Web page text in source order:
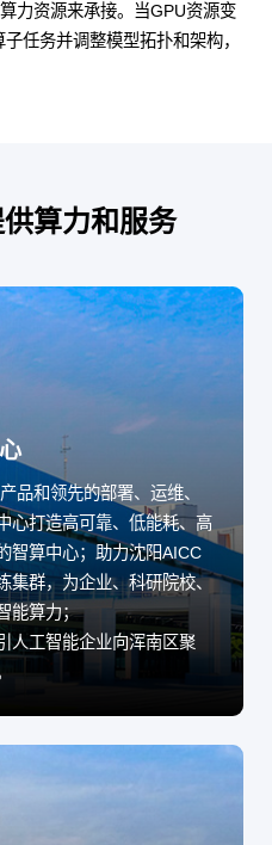
力资源来承接。当GPU资源变
任务并调整模型拓扑和架构，
算力和服务
品和领先的部署、运维、
心打造高可靠、低能耗、高
智算中心；助力沈阳AICC
集群，为企业、科研院校、
能算力；
人工智能企业向浑南区聚